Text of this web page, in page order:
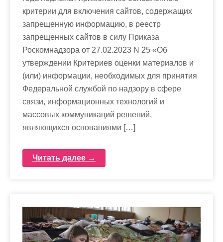
критерии для включения сайтов, содержащих
запрещенную информацию, в реестр
запрещенных сайтов в силу Приказа
Роскомнадзора от 27.02.2023 N 25 «Об
утверждении Критериев оценки материалов и
(или) информации, необходимых для принятия
Федеральной службой по надзору в сфере
связи, информационных технологий и
массовых коммуникаций решений,
являющихся основаниями […]
Читать далее →